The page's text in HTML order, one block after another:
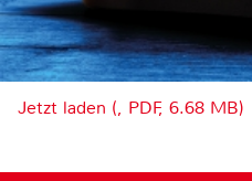
Jetzt laden (, PDF, 6.68 MB)